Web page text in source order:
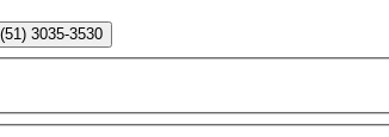
(51) 3035-3530